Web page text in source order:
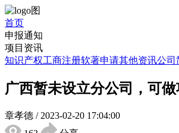
首页
申报通知
项目资讯
知识产权工商注册软著申请其他资讯公司
广西暂未设立分公司，可
章孝德 / 2023-02-20 17:04:00